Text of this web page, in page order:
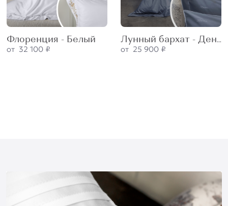
Флоренция - Белый
от 32 100 ₽
Лунный бархат - Деним
от 25 900 ₽